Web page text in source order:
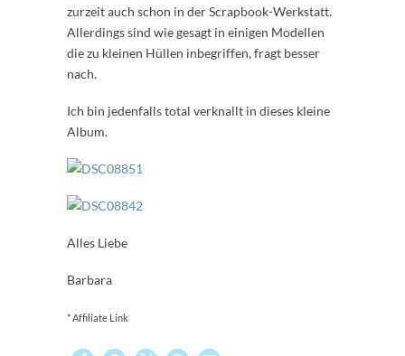
zurzeit auch schon in der Scrapbook-Werkstatt.
Allerdings sind wie gesagt in einigen Modellen
die zu kleinen Hüllen inbegriffen, fragt besser
nach.
Ich bin jedenfalls total verknallt in dieses kleine
Album.
Alles Liebe
Barbara
* Affiliate Link